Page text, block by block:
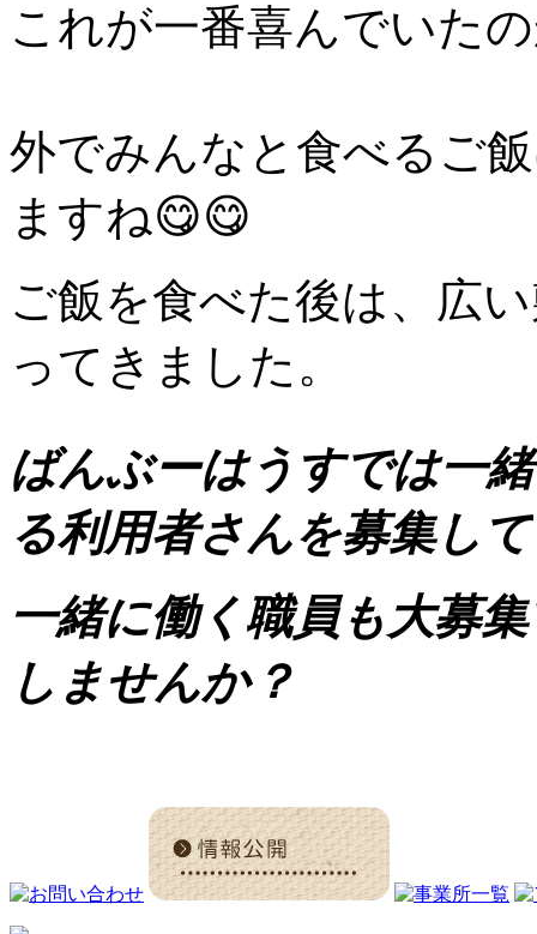
これが一番喜んでいた
外でみんなと食べるご
ますね😋😋
ご飯を食べた後は、広
ってきました。
ばんぶーはうすでは一
る利用者さんを募集し
一緒に働く職員も大募
しませんか？